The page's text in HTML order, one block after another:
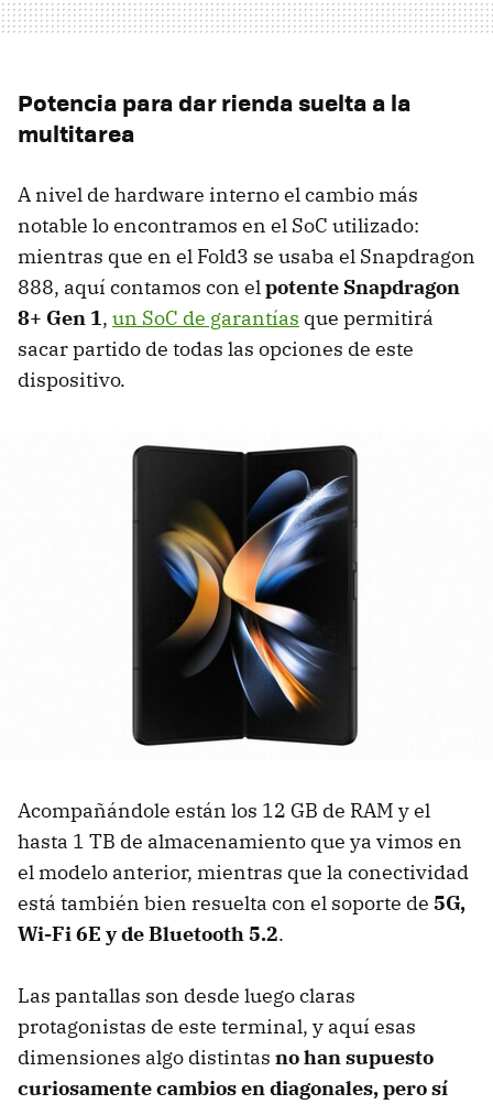
Potencia para dar rienda suelta a la
multitarea
A nivel de hardware interno el cambio más
notable lo encontramos en el SoC utilizado:
mientras que en el Fold3 se usaba el Snapdragon
888, aquí contamos con elpotente Snapdragon
8+ Gen 1, un SoC de garantías que permitirá
sacar partido de todas las opciones de este
dispositivo.
Acompañándole están los 12 GB de RAM y el
hasta 1 TB de almacenamiento que ya vimos en
el modelo anterior, mientras que la conectividad
está también bien resuelta con el soporte de 5G,
Wi-Fi 6E y de Bluetooth 5.2.
Las pantallas son desde luego claras
protagonistas de este terminal, y aquí esas
dimensiones algo distintas no han supuesto
curiosamente cambios en diagonales, pero sí